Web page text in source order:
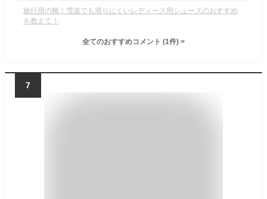
旅行用の靴！雪道でも滑りにくいレディース用シューズのおすすめ
を教えて！
全てのおすすめコメント (1件) >
7